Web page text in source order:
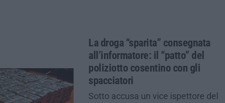
La droga “sparita” consegnata
all’informatore: il “patto” del
poliziotto cosentino con gli
spacciatori
Sotto accusa un vice ispettore del